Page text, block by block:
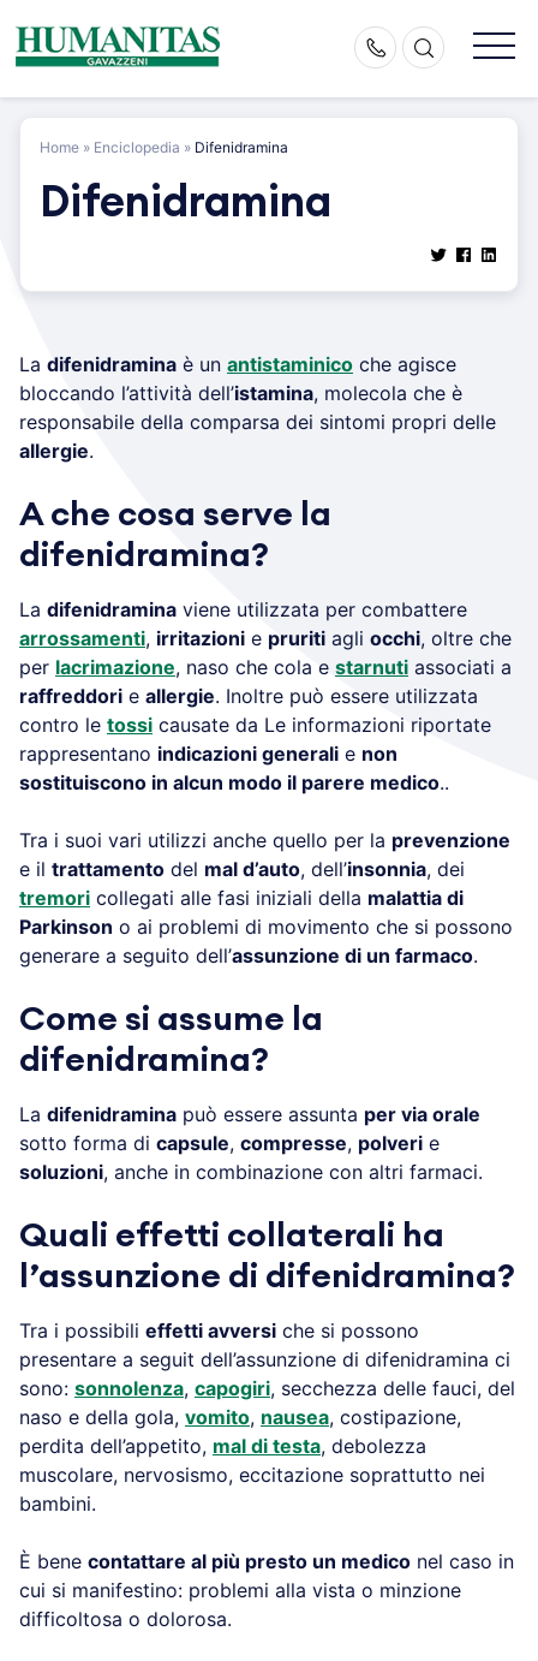
content
Home » Enciclopedia » Difenidramina
Difenidramina
La difenidramina è un antistaminico che agisce
bloccando l’attività dell’istamina, molecola che è
responsabile della comparsa dei sintomi propri delle
allergie.
A che cosa serve la
difenidramina?
La difenidramina viene utilizzata per combattere
arrossamenti, irritazioni e pruriti agli occhi, oltre che
per lacrimazione, naso che cola e starnuti associati a
raffreddori e allergie. Inoltre può essere utilizzata
contro le tossi causate da Le informazioni riportate
rappresentano indicazioni generali e non
sostituiscono in alcun modo il parere medico..
Tra i suoi vari utilizzi anche quello per la prevenzione
e il trattamento del mal d’auto, dell’insonnia, dei
tremori collegati alle fasi iniziali della malattia di
Parkinson o ai problemi di movimento che si possono
generare a seguito dell’assunzione di un farmaco.
Come si assume la
difenidramina?
La difenidramina può essere assunta per via orale
sotto forma di capsule, compresse, polveri e
soluzioni, anche in combinazione con altri farmaci.
Quali effetti collaterali ha
l’assunzione di difenidramina?
Tra i possibili effetti avversi che si possono
presentare a seguit dell’assunzione di difenidramina ci
sono: sonnolenza, capogiri, secchezza delle fauci, del
naso e della gola, vomito, nausea, costipazione,
perdita dell’appetito, mal di testa, debolezza
muscolare, nervosismo, eccitazione soprattutto nei
bambini.
È bene contattare al più presto un medico nel caso in
cui si manifestino: problemi alla vista o minzione
difficoltosa o dolorosa.